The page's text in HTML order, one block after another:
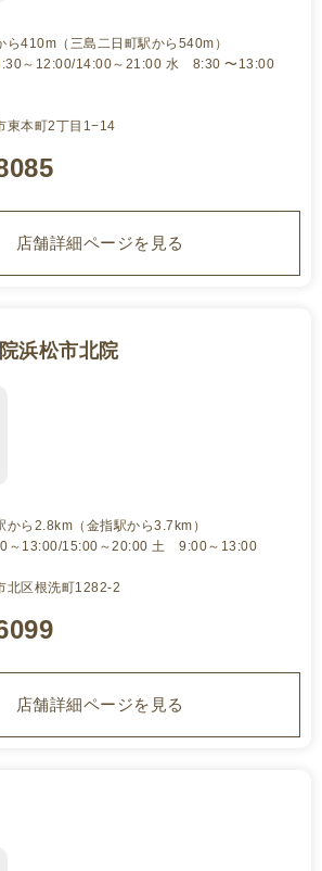
ら410m（三島二日町駅から540m）
～12:00/14:00～21:00 水 8:30 〜13:00
本町2丁目1−14
店舗詳細ページを見る
浜松市北院
から2.8km（金指駅から3.7km）
～13:00/15:00～20:00 土 9:00～13:00
区根洗町1282-2
店舗詳細ページを見る